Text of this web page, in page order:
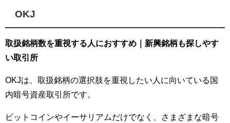
OKJ
取扱銘柄数を重視する人におすすめ｜新興銘柄も探しやす
い取引所
OKJは、取扱銘柄の選択肢を重視したい人に向いている国
内暗号資産取引所です。
ビットコインやイーサリアムだけでなく、さまざまな暗号